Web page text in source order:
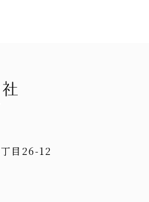
目26-12